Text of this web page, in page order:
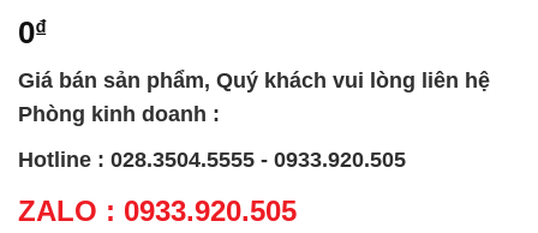
0₫
Giá bán sản phẩm, Quý khách vui lòng liên hệ
Phòng kinh doanh :
Hotline : 028.3504.5555 - 0933.920.505
ZALO : 0933.920.505